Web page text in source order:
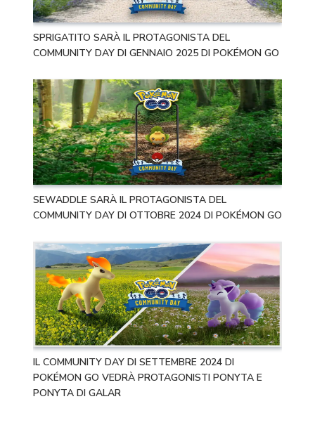
SPRIGATITO SARÀ IL PROTAGONISTA DEL
COMMUNITY DAY DI GENNAIO 2025 DI POKÉMON GO
SEWADDLE SARÀ IL PROTAGONISTA DEL
COMMUNITY DAY DI OTTOBRE 2024 DI POKÉMON GO
IL COMMUNITY DAY DI SETTEMBRE 2024 DI
POKÉMON GO VEDRÀ PROTAGONISTI PONYTA E
PONYTA DI GALAR